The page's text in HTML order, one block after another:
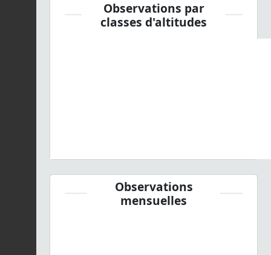
Observations par
classes d'altitudes
Observations
mensuelles